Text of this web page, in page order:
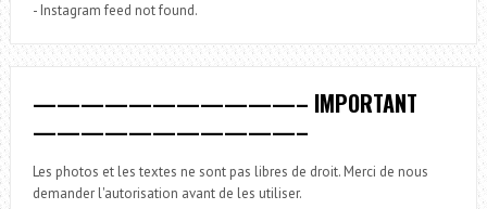
- Instagram feed not found.
———————————– IMPORTANT
———————————–
Les photos et les textes ne sont pas libres de droit. Merci de nous
demander l'autorisation avant de les utiliser.